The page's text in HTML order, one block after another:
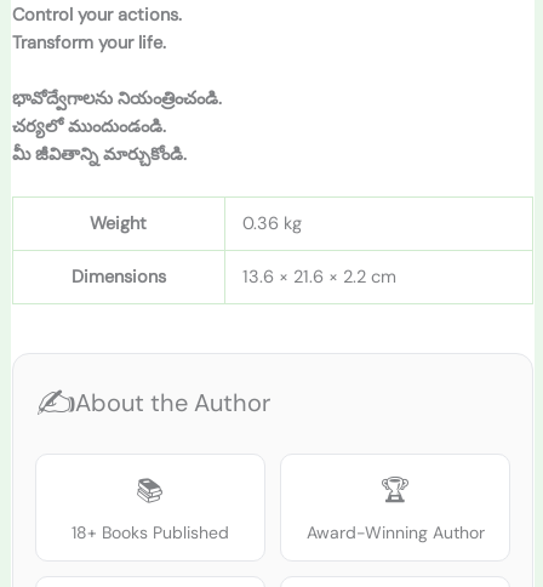
Control your actions.
Transform your life.
భావోద్వేగాలను నియంత్రించండి.
చర్యలో ముందుండండి.
మీ జీవితాన్ని మార్చుకోండి.
Weight 0.36 kg
Dimensions 13.6 × 21.6 × 2.2 cm
✍️About the Author
📚
18+ Books Published
🏆
Award-Winning Author